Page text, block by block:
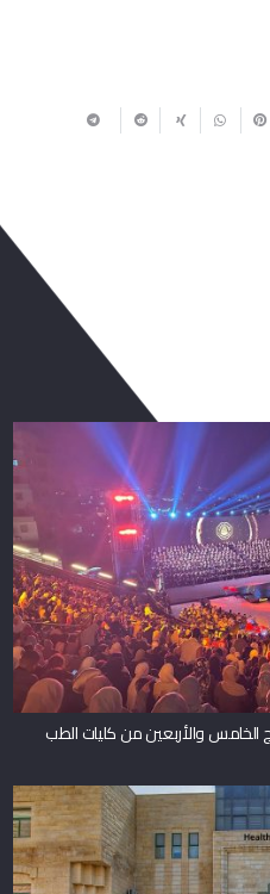
والأربعين من كليات الطب